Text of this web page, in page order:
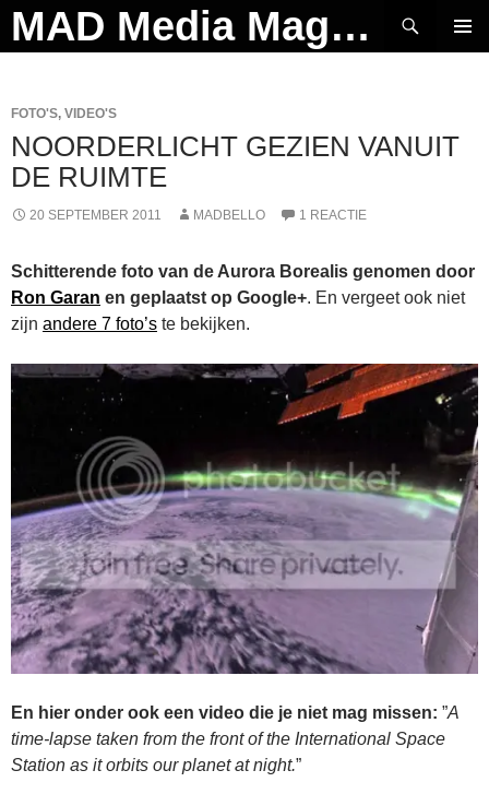
Ga
naar
MAD Media Magazine
Zoeken
FOTO'S, VIDEO'S
NOORDERLICHT GEZIEN VANUIT
DE RUIMTE
20 SEPTEMBER 2011 MADBELLO 1 REACTIE
Schitterende foto van de Aurora Borealis genomen door
Ron Garan en geplaatst op Google+. En vergeet ook niet
zijn andere 7 foto’s te bekijken.
En hier onder ook een video die je niet mag missen: ”A
time-lapse taken from the front of the International Space
Station as it orbits our planet at night.”